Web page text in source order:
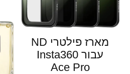
מארז פילטרי ND
עבור Insta360
Ace Pro